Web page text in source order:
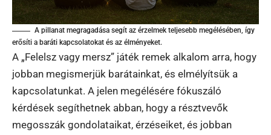
A pillanat megragadása segít az érzelmek teljesebb megélésében, így
erősíti a baráti kapcsolatokat és az élményeket.
A „Felelsz vagy mersz” játék remek alkalom arra, hogy
jobban megismerjük barátainkat, és elmélyítsük a
kapcsolatunkat. A jelen megélésére fókuszáló
kérdések segíthetnek abban, hogy a résztvevők
megosszák gondolataikat, érzéseiket, és jobban